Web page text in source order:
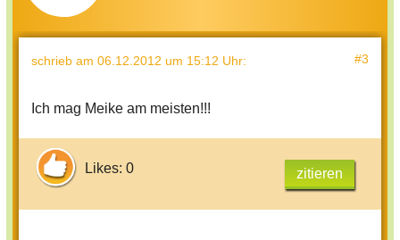
schrieb am 06.12.2012 um 15:12 Uhr: #3
Ich mag Meike am meisten!!!
Likes: 0 zitieren